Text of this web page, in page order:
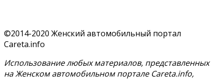
©2014-2020 Женский автомобильный портал
Careta.info
Использование любых материалов, представленных
на Женском автомобильном портале Careta.info,